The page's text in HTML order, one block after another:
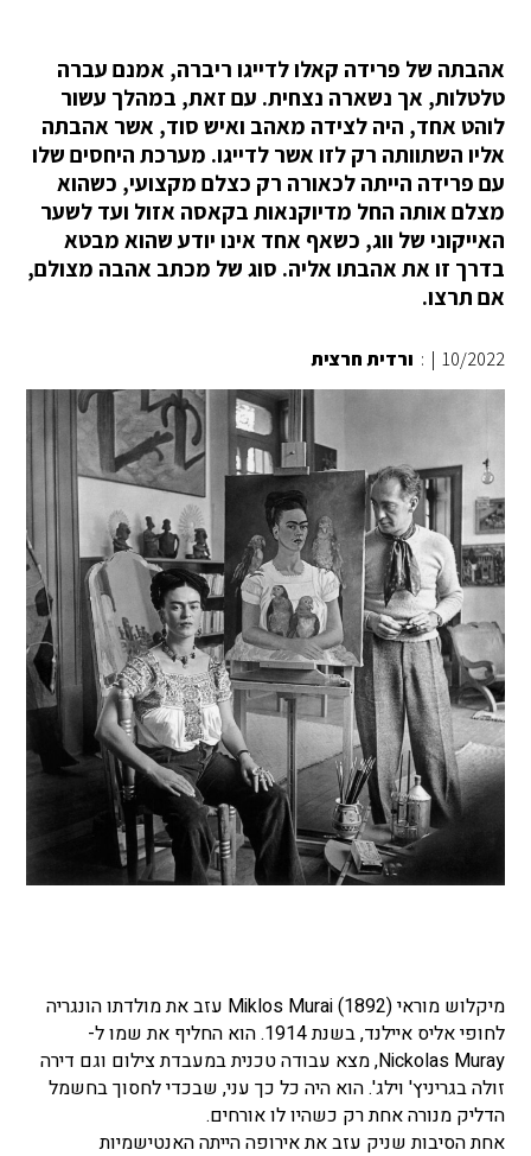
אהבתה של פרידה קאלו לדייגו ריברה, אמנם עברה
טלטלות, אך נשארה נצחית. עם זאת, במהלך עשור
לוהט אחד, היה לצידה מאהב ואיש סוד, אשר אהבתה
אליו השתוותה רק לזו אשר לדייגו. מערכת היחסים שלו
עם פרידה הייתה לכאורה רק כצלם מקצועי, כשהוא
מצלם אותה החל מדיוקנאות בקאסה אזול ועד לשער
האייקוני של ווג, כשאף אחד אינו יודע שהוא מבטא
בדרך זו את אהבתו אליה. סוג של מכתב אהבה מצולם,
אם תרצו.
10/2022
|
: ורדית חרצית
מיקלוש מוראי Miklos Murai (1892) עזב את מולדתו הונגריה
לחופי אליס איילנד, בשנת 1914. הוא החליף את שמו ל-
Nickolas Muray, מצא עבודה טכנית במעבדת צילום וגם דירה
זולה בגריניץ' וילג'. הוא היה כל כך עני, שבכדי לחסוך בחשמל
הדליק מנורה אחת רק כשהיו לו אורחים.
אחת הסיבות שניק עזב את אירופה הייתה האנטישמיות